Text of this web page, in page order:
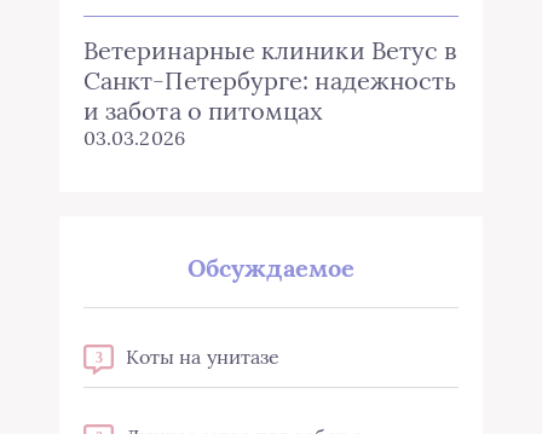
Ветеринарные клиники Ветус в
Санкт-Петербурге: надежность
и забота о питомцах
03.03.2026
Обсуждаемое
3 Коты на унитазе